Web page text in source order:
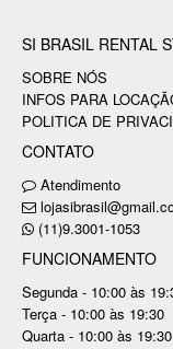
SI BRASIL RENTAL
SOBRE NÓS
INFOS PARA
POLITICA DE
CONTATO
Atendimento
(11)9.3001-1053
FUNCIONAMENTO
Segunda - 10:00 às
Terça - 10:00 às 19:30
Quarta - 10:00 às 19:30